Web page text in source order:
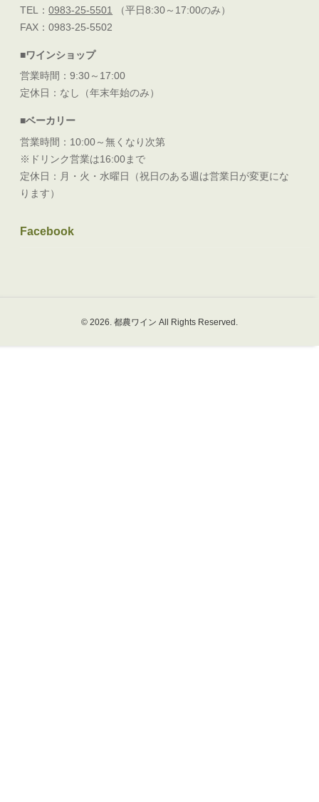
TEL：0983-25-5501 （平日8:30～17:00のみ）
FAX：0983-25-5502
■ワインショップ
営業時間：9:30～17:00
定休日：なし（年末年始のみ）
■ベーカリー
営業時間：10:00～無くなり次第
※ドリンク営業は16:00まで
定休日：月・火・水曜日（祝日のある週は営業日が変更にな
ります）
Facebook
© 2026. 都農ワイン All Rights Reserved.